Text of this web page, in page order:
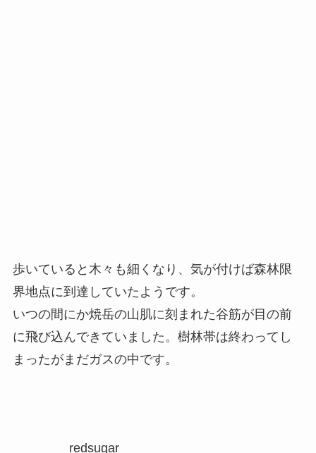
歩いていると木々も細くなり、気が付けば森林限
界地点に到達していたようです。
いつの間にか焼岳の山肌に刻まれた谷筋が目の前
に飛び込んできていました。樹林帯は終わってし
まったがまだガスの中です。
redsugar